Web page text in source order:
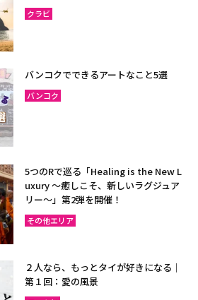
クラビ
バンコクでできるアートなこと5選
バンコク
5つのRで巡る「Healing is the New L
uxury ～癒しこそ、新しいラグジュア
リー〜」第2弾を開催！
その他エリア
２人なら、もっとタイが好きになる｜
第１回：愛の風景